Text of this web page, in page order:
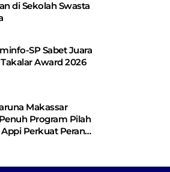
di Sekolah Swasta
SP Sabet Juara
Award 2026
Makassar
Program Pilah
Perkuat Peran